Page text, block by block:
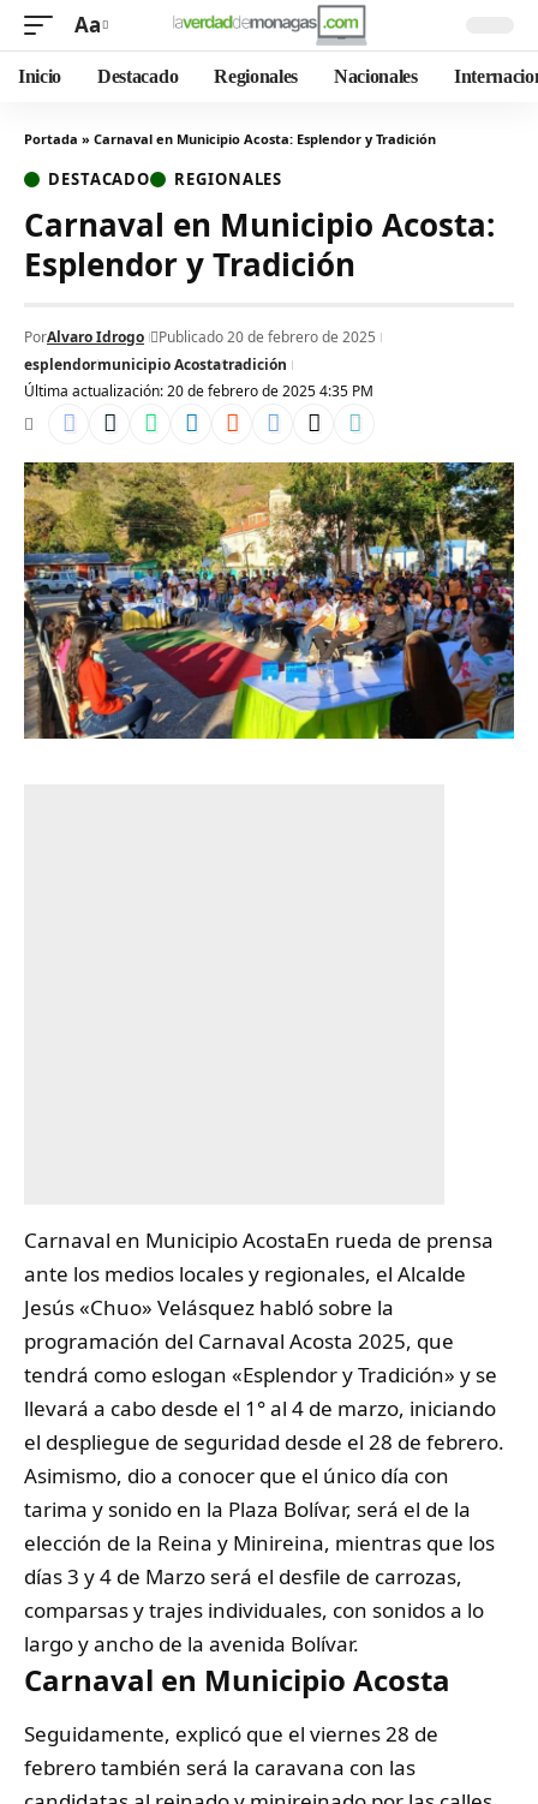
Aa
Inicio Destacado Regionales Nacionales
Portada » Carnaval en Municipio Acosta: Esplendor y Tradición
DESTACADO REGIONALES
Carnaval en Municipio Acosta:
Esplendor y Tradición
Última actualización: 20 de febrero de 2025 4:35 PM
PorAlvaro Idrogo
Publicado 20 de febrero de 2025
esplendormunicipio Acostatradición
Carnaval en Municipio AcostaEn rueda de prensa
ante los medios locales y regionales, el Alcalde
Jesús «Chuo» Velásquez habló sobre la
programación del Carnaval Acosta 2025, que
tendrá como eslogan «Esplendor y Tradición» y se
llevará a cabo desde el 1° al 4 de marzo, iniciando
el despliegue de seguridad desde el 28 de febrero.
Asimismo, dio a conocer que el único día con
tarima y sonido en la Plaza Bolívar, será el de la
elección de la Reina y Minireina, mientras que los
días 3 y 4 de Marzo será el desfile de carrozas,
comparsas y trajes individuales, con sonidos a lo
largo y ancho de la avenida Bolívar.
Carnaval en Municipio Acosta
Seguidamente, explicó que el viernes 28 de
febrero también será la caravana con las